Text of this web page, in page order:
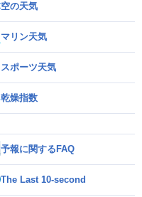
空の天気
マリン天気
スポーツ天気
乾燥指数
予報に関するFAQ
The Last 10-second